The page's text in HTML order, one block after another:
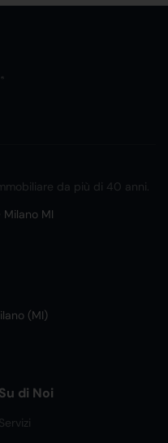
da più di 40 anni.
Milano MI
(MI)
Su di Noi
Servizi